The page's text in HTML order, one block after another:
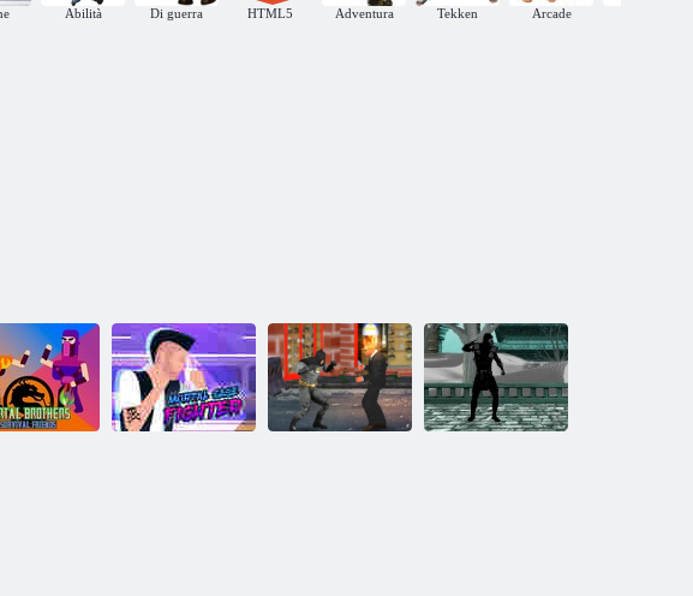
Abilità Di guerra HTML5 Adventura Tekken Arcade